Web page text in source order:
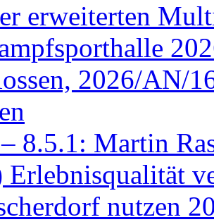
erweiterten
2026/AN/
8.5.1: Martin
nutzen